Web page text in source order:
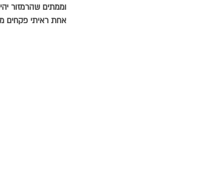
וממתים שהרמזור
אחת ראיתי פקחים